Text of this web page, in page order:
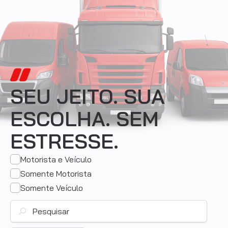
SEU JEITO. SUA
ESCOLHA. SEM
ESTRESSE.
Motorista e Veículo
Somente Motorista
Somente Veículo